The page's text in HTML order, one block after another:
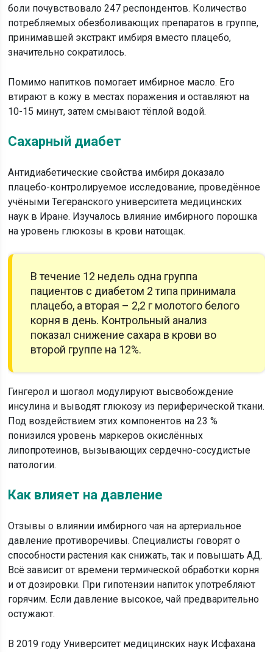
боли почувствовало 247 респондентов. Количество
потребляемых обезболивающих препаратов в группе,
принимавшей экстракт имбиря вместо плацебо,
значительно сократилось.
Помимо напитков помогает имбирное масло. Его
втирают в кожу в местах поражения и оставляют на
10-15 минут, затем смывают тёплой водой.
Сахарный диабет
Антидиабетические свойства имбиря доказало
плацебо-контролируемое исследование, проведённое
учёными Тегеранского университета медицинских
наук в Иране. Изучалось влияние имбирного порошка
на уровень глюкозы в крови натощак.
В течение 12 недель одна группа
пациентов с диабетом 2 типа принимала
плацебо, а вторая – 2,2 г молотого белого
корня в день. Контрольный анализ
показал снижение сахара в крови во
второй группе на 12%.
Гингерол и шогаол модулируют высвобождение
инсулина и выводят глюкозу из периферической ткани.
Под воздействием этих компонентов на 23 %
понизился уровень маркеров окислённых
липопротеинов, вызывающих сердечно-сосудистые
патологии.
Как влияет на давление
Отзывы о влиянии имбирного чая на артериальное
давление противоречивы. Специалисты говорят о
способности растения как снижать, так и повышать АД.
Всё зависит от времени термической обработки корня
и от дозировки. При гипотензии напиток употребляют
горячим. Если давление высокое, чай предварительно
остужают.
В 2019 году Университет медицинских наук Исфахана